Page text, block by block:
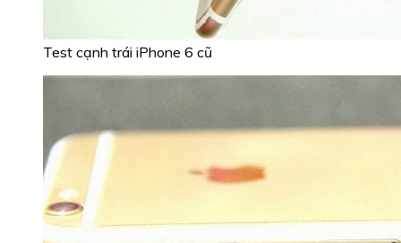
Test cạnh trái iPhone 6 cũ